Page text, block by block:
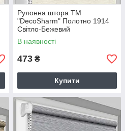
Рулонна штора TM
"DecoSharm" Полотно 1914
Світло-Бежевий
В наявності
473 ₴
Купити